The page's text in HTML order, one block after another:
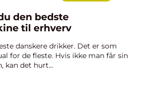
den bedste
til erhverv
danskere drikker. Det er som
for de fleste. Hvis ikke man får sin
kan det hurt...